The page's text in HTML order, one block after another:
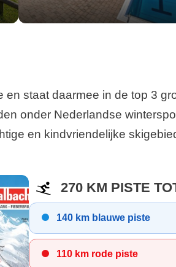
staat daarmee in de top 3
onder Nederlandse
en kindvriendelijke
270 KM PISTE
140 km blauwe piste
110 km rode piste